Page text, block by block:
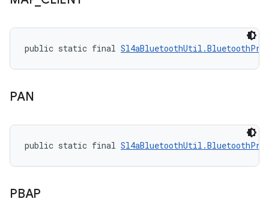
public static final
PAN
public static final
PBAP